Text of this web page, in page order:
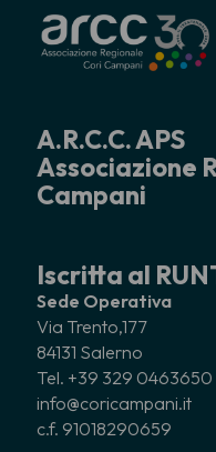
A.R.C.C. APS
Associazione
Campani
Iscritta al
Sede Operativa
Via Trento,177
84131 Salerno
Tel. +39 329
info@coricampani.it
c.f. 91018290659